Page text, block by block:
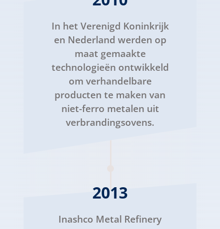
In het Verenigd Koninkrijk
en Nederland werden op
maat gemaakte
technologieën ontwikkeld
om verhandelbare
producten te maken van
niet-ferro metalen uit
verbrandingsovens.
2013
Inashco Metal Refinery